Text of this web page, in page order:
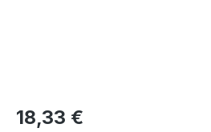
18,33 €